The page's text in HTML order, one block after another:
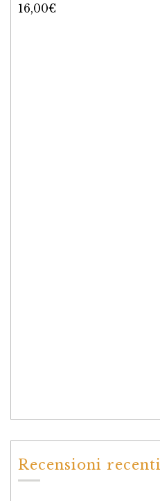
Valutato
16,00€
Recensioni recenti